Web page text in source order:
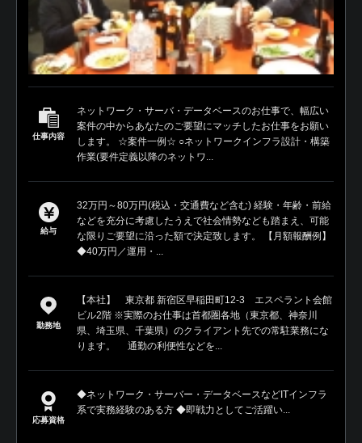
仕事内容
ネットワーク・サーバ・データベースのお仕事で、幅広い
案件の中からあなたのご要望にマッチしたお仕事をお願い
します。 ☆案件一例☆ ○ネットワークインフラ設計・構築
作業(要件定義以降のネットワ...
給与
32万円～80万円(税込・交通費など含む) 経験・年齢・前給
などを充分に考慮したうえで社会情勢なども踏まえ、可能
な限りご要望に沿った額で決定致します。 【月額報酬例】
◆40万円／運用・...
勤務地
【本社】 東京都 新宿区早稲田町12-3 エスペラント会館
ビル2階 ※実際のお仕事は首都圏各地（東京都、神奈川
県、埼玉県、千葉県）のクライアント先での常駐業務にな
ります。 通勤の利便性などを...
応募資格
◆ネットワーク・サーバー・データベースなどITインフラ
系で実務経験のある方 ◆即戦力としてご活躍い...